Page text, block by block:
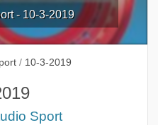
- 10-3-2019
/ 10-3-2019
Sport